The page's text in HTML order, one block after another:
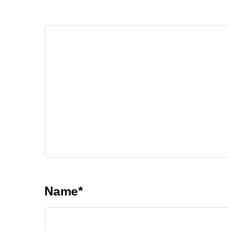
Name*